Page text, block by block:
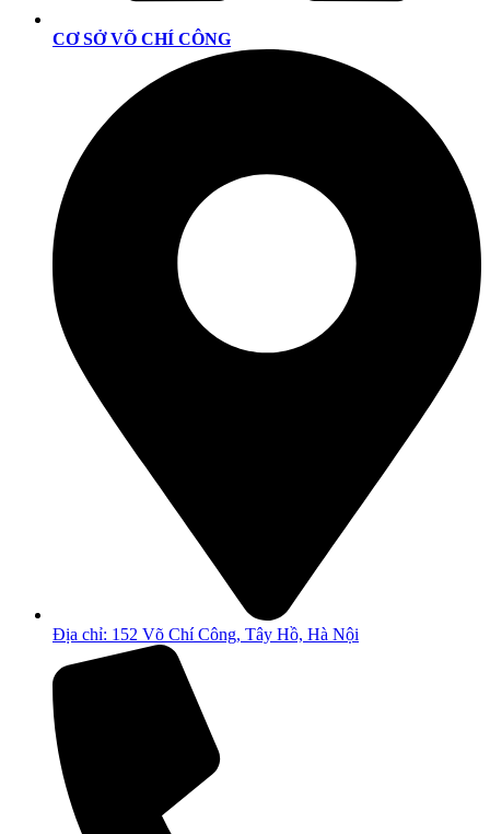
CƠ SỞ VÕ CHÍ CÔNG
Địa chỉ: 152 Võ Chí Công, Tây Hồ, Hà Nội